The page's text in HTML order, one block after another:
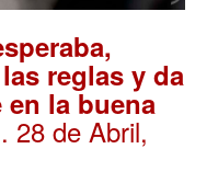
reglas y da
la buena
. 28 de Abril,